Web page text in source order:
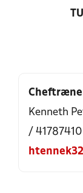
Kenneth
/ 41787410